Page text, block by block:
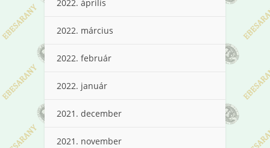
2022. április
2022. március
2022. február
2022. január
2021. december
2021. november